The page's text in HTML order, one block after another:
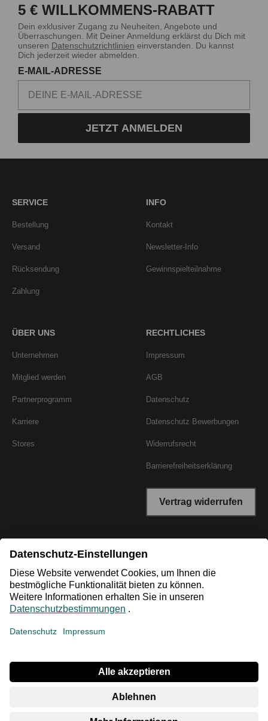
5 € WILLKOMMENS-RABATT
Dein exklusiver Zugang zu Neuheiten, Angebote und
Überraschungen. Mit Deiner Anmeldung erklärst du Dich mit
unseren Datenschutzrichtlinien einverstanden. Du kannst
Dich jederzeit wieder abmelden.
E-MAIL-ADRESSE
JETZT ANMELDEN
SERVICE
Bestellung
Versand
Rücksendung
Zahlung
INFO
Kontakt
Newsletter-Info
Gewinnspielteilnahme
ÜBER UNS
Unternehmen
Mitglied werden
Partnerprogramm
Karriere
Stores
RECHTLICHES
Impressum
AGB
Datenschutz
Datenschutz Bewerbungen
Widerrufsrecht
Barrierefreiheitserklärung
Vertrag widerrufen
*Niedrigster Gesamtpreis der letzten 30 Tage vor der